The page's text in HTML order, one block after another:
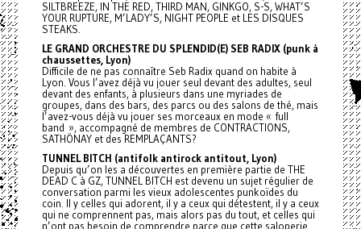
SILTBREEZE, IN THE RED, THIRD MAN, GINKGO, S-S, WHAT’S
YOUR RUPTURE, M’LADY’S, NIGHT PEOPLE et LES DISQUES
STEAKS.
LE GRAND ORCHESTRE DU SPLENDID(E) SEB RADIX (punk à
chaussettes, Lyon)
Difficile de ne pas connaître Seb Radix quand on habite à
Lyon. Vous l’avez déjà vu jouer seul devant des adultes, seul
devant des enfants, à plusieurs dans une myriades de
groupes, dans des bars, des parcs ou des salons de thé, mais
l’avez-vous déjà vu jouer ses morceaux en mode « full
band », accompagné de membres de CONTRACTIONS,
SATHÖNAY et des REMPLAÇANTS?
TUNNEL BITCH (antifolk antirock antitout, Lyon)
Depuis qu’on les a découvertes en première partie de THE
DEAD C à GZ, TUNNEL BITCH est devenu un sujet régulier de
conversation parmi les vieux adolescentes punkoïdes du
coin. Il y celles qui adorent, il y a ceux qui détestent, il y a ceux
qui ne comprennent pas, mais alors pas du tout, et celles qui
n’ont pas besoin de comprendre parce que cette saloperie